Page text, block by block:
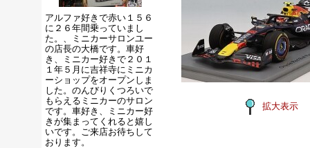
アルファ好きで赤い１５６
に２６年間乗っていまし
た。、ミニカーサロンユー
の店長の大橋です。車好
き、ミニカー好きで２０１
１年５月に吉祥寺にミニカ
ーショップをオープンしま
した。のんびりくつろいで
もらえるミニカーのサロン
です。車好き、ミニカー好
きが集まってくれると嬉し
いです。ご来店お待ちして
おります。
拡大表示